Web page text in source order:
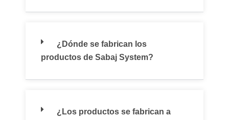
¿Dónde se fabrican los
productos de Sabaj System?
¿Los productos se fabrican a